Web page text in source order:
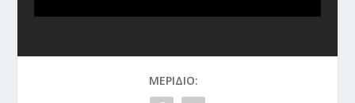
ΜΕΡΊΔΙΟ: